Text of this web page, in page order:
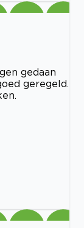
gedaan
geregeld.